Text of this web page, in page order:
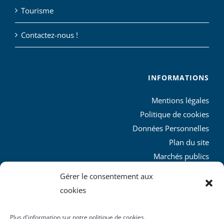
Gérer le consentement aux
cookies
Plus d'information sur notre politique de cookies.
Tourisme
Contactez-nous !
INFORMATIONS
Mentions légales
Politique de cookies
Données Personnelles
Plan du site
Marchés publics
L’agglo recrute